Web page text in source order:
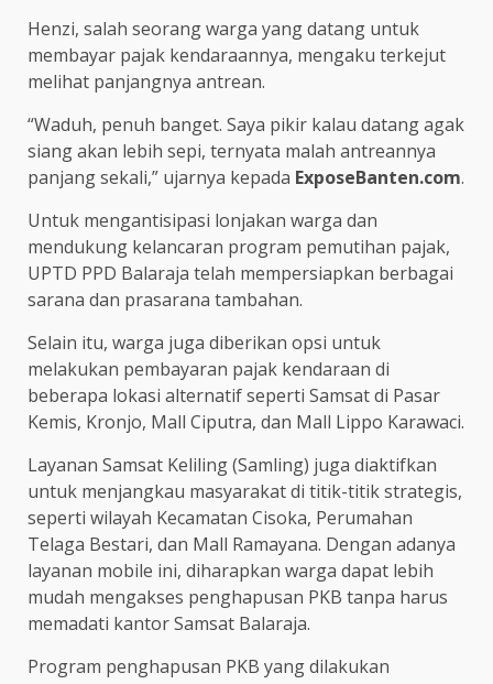
Henzi, salah seorang warga yang datang untuk
membayar pajak kendaraannya, mengaku terkejut
melihat panjangnya antrean.
“Waduh, penuh banget. Saya pikir kalau datang agak
siang akan lebih sepi, ternyata malah antreannya
panjang sekali,” ujarnya kepada ExposeBanten.com.
Untuk mengantisipasi lonjakan warga dan
mendukung kelancaran program pemutihan pajak,
UPTD PPD Balaraja telah mempersiapkan berbagai
sarana dan prasarana tambahan.
Selain itu, warga juga diberikan opsi untuk
melakukan pembayaran pajak kendaraan di
beberapa lokasi alternatif seperti Samsat di Pasar
Kemis, Kronjo, Mall Ciputra, dan Mall Lippo Karawaci.
Layanan Samsat Keliling (Samling) juga diaktifkan
untuk menjangkau masyarakat di titik-titik strategis,
seperti wilayah Kecamatan Cisoka, Perumahan
Telaga Bestari, dan Mall Ramayana. Dengan adanya
layanan mobile ini, diharapkan warga dapat lebih
mudah mengakses penghapusan PKB tanpa harus
memadati kantor Samsat Balaraja.
Program penghapusan PKB yang dilakukan